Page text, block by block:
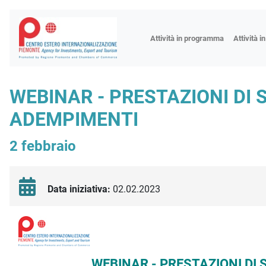
Attività in programma Attività
Fiere
Progetto
WEBINAR - PRESTAZIONI DI
ADEMPIMENTI
2 febbraio
Data iniziativa: 02.02.2023